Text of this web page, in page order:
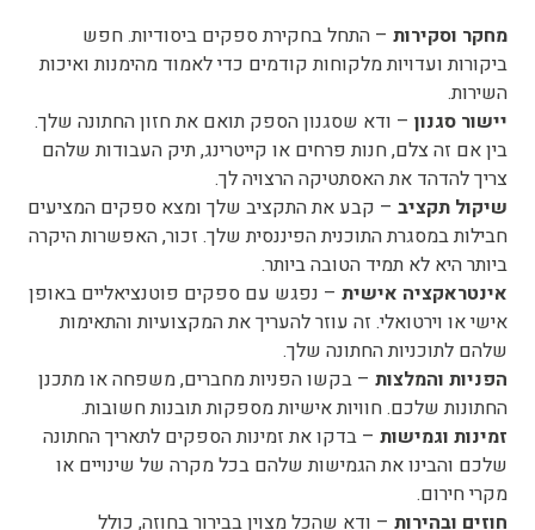
וסקירות– התחל בחקירת ספקים ביסודיות. חפש
ועדויות מלקוחות קודמים כדי לאמוד מהימנות ואיכות
סגנון– ודא שסגנון הספק תואם את חזון החתונה שלך.
אם זה צלם, חנות פרחים או קייטרינג, תיק העבודות שלהם
להדהד את האסתטיקה הרצויה לך.
תקציב– קבע את התקציב שלך ומצא ספקים המציעים
במסגרת התוכנית הפיננסית שלך. זכור, האפשרות היקרה
היא לא תמיד הטובה ביותר.
אישית– נפגש עם ספקים פוטנציאליים באופן
או וירטואלי. זה עוזר להעריך את המקצועיות והתאימות
לתוכניות החתונה שלך.
והמלצות– בקשו הפניות מחברים, משפחה או מתכנן
שלכם. חוויות אישיות מספקות תובנות חשובות.
וגמישות– בדקו את זמינות הספקים לתאריך החתונה
והבינו את הגמישות שלהם בכל מקרה של שינויים או
חירום.
ובהירות– ודא שהכל מצוין בבירור בחוזה, כולל